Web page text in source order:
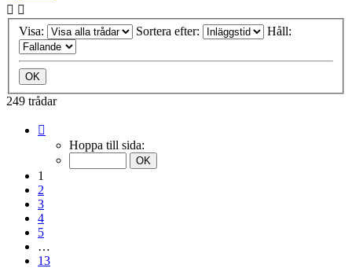
Visa: Sortera efter: Håll:
249 trådar
Hoppa till sida:
1
2
3
4
5
…
13